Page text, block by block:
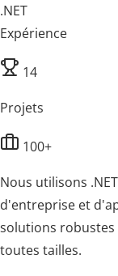
.NET
Expérience
14
Projets
100+
Nous utilisons
d'entreprise et
solutions robustes
toutes tailles.